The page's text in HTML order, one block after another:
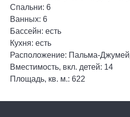
Спальни: 6
Ванных: 6
Бассейн: есть
Кухня: есть
Расположение: Пальма-
Вместимость, вкл. детей: 14
Площадь, кв. м.: 622